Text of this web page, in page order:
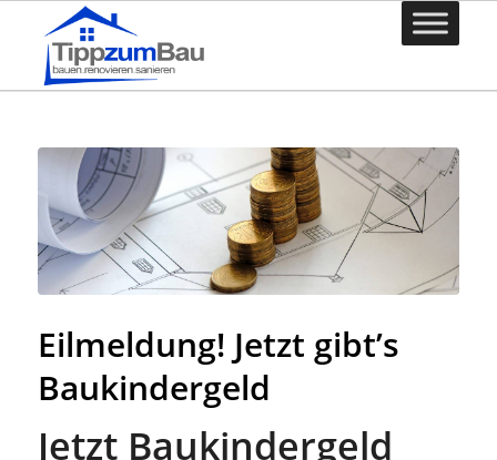
Eilmeldung! Jetzt gibt’s
Baukindergeld
Jetzt Baukindergeld